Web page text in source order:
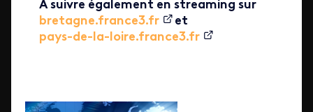
A suivre également en streaming sur
bretagne.france3.fr
et
pays-de-la-loire.france3.fr